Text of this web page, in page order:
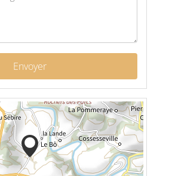
Envoyer